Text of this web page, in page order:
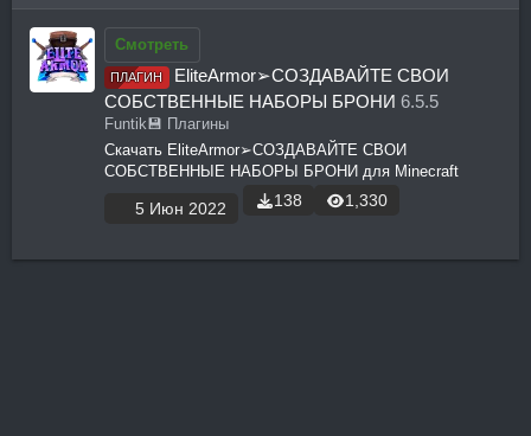
Смотреть
ПЛАГИН
EliteArmor➢СОЗДАВАЙТЕ СВОИ
СОБСТВЕННЫЕ НАБОРЫ БРОНИ 6.5.5
Funtik💾 Плагины
Скачать EliteArmor➢СОЗДАВАЙТЕ СВОИ
СОБСТВЕННЫЕ НАБОРЫ БРОНИ для Minecraft
5 Июн 2022 138 1,330